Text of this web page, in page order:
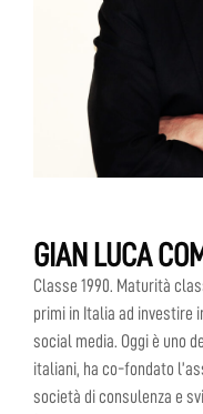
GIAN LUCA
Classe 1990. Maturità
primi in Italia ad investire
social media. Oggi è uno
italiani, ha co-fondato
società di consulenza e